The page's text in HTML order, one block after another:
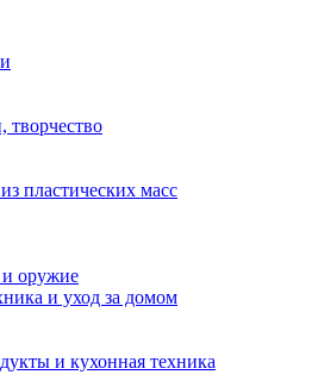
творчество
пластических масс
оружие
и уход за домом
и кухонная техника